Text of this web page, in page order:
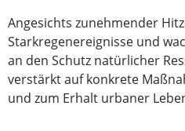
Angesichts zunehmender
Starkregenereignisse und
an den Schutz natürlicher
verstärkt auf konkrete
und zum Erhalt urbaner